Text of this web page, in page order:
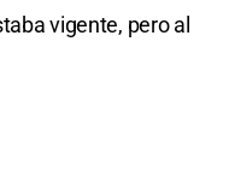
vigente, pero al